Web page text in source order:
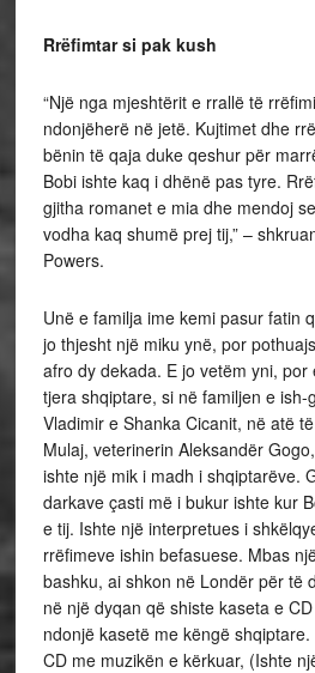
Rrëfimtar si pak kush
“Një nga mjeshtërit e rrallë të
ndonjëherë në jetë. Kujtimet dhe
bënin të qaja duke qeshur për
Bobi ishte kaq i dhënë pas tyre.
gjitha romanet e mia dhe mendoj
vodha kaq shumë prej tij,” –
Powers.
Unë e familja ime kemi pasur fatin
jo thjesht një miku ynë, por
afro dy dekada. E jo vetëm yni,
tjera shqiptare, si në familjen e ish-
Vladimir e Shanka Cicanit, në atë
Mulaj, veterinerin Aleksandër
ishte një mik i madh i shqiptarëve.
darkave çasti më i bukur ishte kur
e tij. Ishte një interpretues i
rrëfimeve ishin befasuese. Mbas
bashku, ai shkon në Londër për të
në një dyqan që shiste kaseta e
ndonjë kasetë me këngë
CD me muzikën e kërkuar, (Ishte